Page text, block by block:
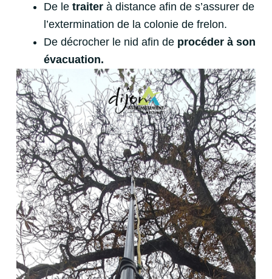
De le traiter à distance afin de s’assurer de
l’extermination de la colonie de frelon.
De décrocher le nid afin de procéder à son
évacuation.